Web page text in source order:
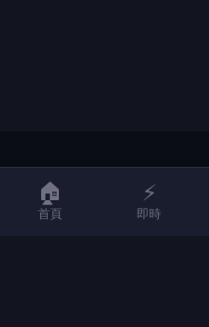
LIFE
LIFE 生活網是台灣領先的生
🏠
首頁
⚡
即時